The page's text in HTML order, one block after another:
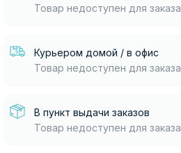
Товар недоступен для заказа
Курьером домой / в офис
Товар недоступен для заказа
В пункт выдачи заказов
Товар недоступен для заказа